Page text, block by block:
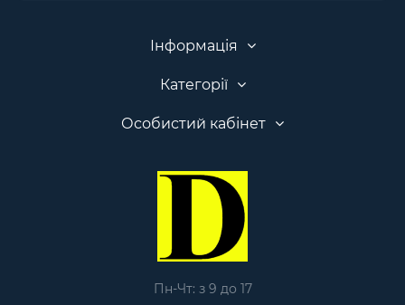
Інформація
Категорії
Особистий кабінет
Пн-Чт: з 9 до 17